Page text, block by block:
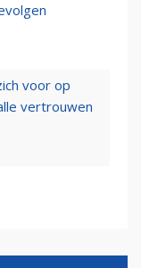
voor op
vertrouwen